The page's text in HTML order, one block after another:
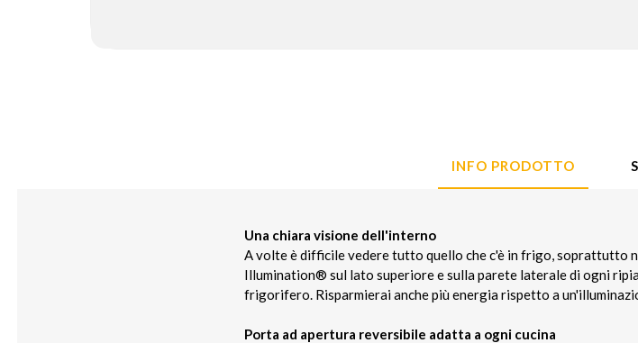
INFO PRODOTTO
Una chiara visione dell'interno
A volte è difficile vedere tutto quello che c'è in frigo, soprattutto
Illumination® sul lato superiore e sulla parete laterale di ogni
frigorifero. Risparmierai anche più energia rispetto a
Porta ad apertura reversibile adatta a ogni cucina